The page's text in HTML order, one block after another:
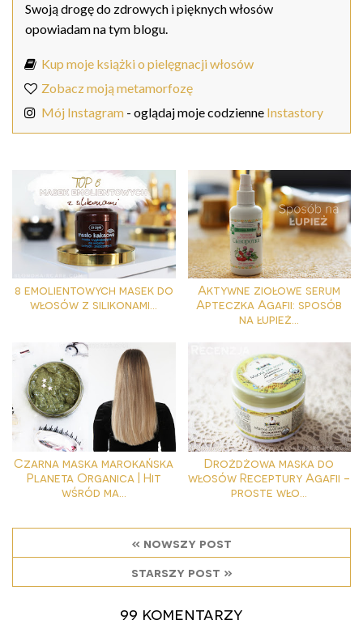
Swoją drogę do zdrowych i pięknych włosów
opowiadam na tym blogu.
Kup moje książki o pielęgnacji włosów
Zobacz moją metamorfozę
Mój Instagram - oglądaj moje codzienne Instastory
8 emolientowych masek do
włosów z silikonami...
Aktywne ziołowe serum
Apteczka Agafii: sposób
na łupież...
Czarna maska marokańska
Planeta Organica | Hit
wśród ma...
Drożdżowa maska do
włosów Receptury Agafii -
proste wło...
« nowszy post
starszy post »
99 komentarzy